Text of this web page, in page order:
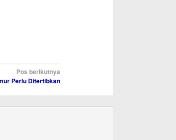
Pos berikutnya
Perlu Ditertibkan